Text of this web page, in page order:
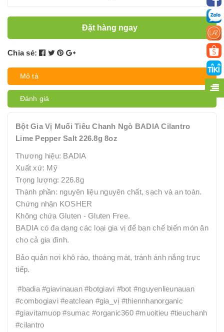
Đặt hàng ngay
Chia sẻ:
Mô tả
Đánh giá
Bột Gia Vị Muối Tiêu Chanh Ngò BADIA Cilantro
Lime Pepper Salt 226.8g 8oz
Thương hiệu: BADIA
Xuất xứ: Mỹ
Trọng lượng: 226.8g
Thành phần: nguyên liệu nguyên chất, sạch và an toàn.
Chứng nhận KOSHER
Không chứa Gluten - Gluten Free.
BADIA có đa dạng các loại gia vị để bạn chế biến món ăn
cho cả gia đình.
Bảo quản nơi khô ráo, thoáng mát, tránh ánh nắng trực
tiếp.
#badia #giavinauan #botgiavi #bot #nguyenlieunauan
#combogiavi #eatclean #gia_vị #thiennhanorganic
#giavitamuop #sumac #organic360 #muoitieu #tieuchanh
#cilantro